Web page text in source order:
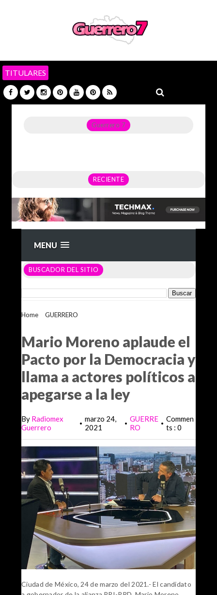
TITULARES
Guerrero 7
RECIENTE
MENU
BUSCADOR DEL SITIO
Home GUERRERO
Mario Moreno aplaude el
Pacto por la Democracia y
llama a actores políticos a
apegarse a la ley
By Radiomex
Guerrero
• marzo 24,
2021
• GUERRE
RO
• Commen
ts : 0
Ciudad de México, 24 de marzo del 2021.- El candidato